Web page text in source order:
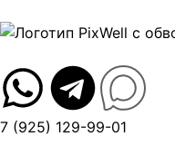
7 (925) 129-99-01